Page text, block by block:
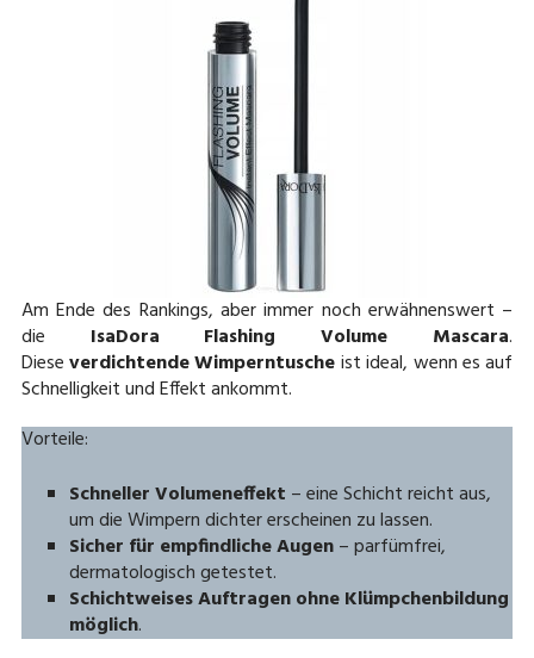
Am Ende des Rankings, aber immer noch erwähnenswert –
die IsaDora Flashing Volume Mascara.
Dieseverdichtende Wimperntuscheist ideal, wenn es auf
Schnelligkeit und Effekt ankommt.
Vorteile:
Schneller Volumeneffekt – eine Schicht reicht aus,
um die Wimpern dichter erscheinen zu lassen.
Sicher für empfindliche Augen– parfümfrei,
dermatologisch getestet.
Schichtweises Auftragen ohne Klümpchenbildung
möglich.